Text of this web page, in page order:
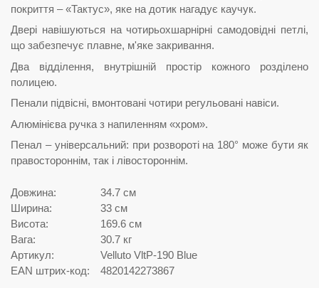
покриття – «Тактус», яке на дотик нагадує каучук.
Двері навішуються на чотирьохшарнірні самодовідні петлі,
що забезпечує плавне, м'яке закривання.
Два відділення, внутрішній простір кожного розділено
полицею.
Пенали підвісні, вмонтовані чотири регульовані навіси.
Алюмінієва ручка з напиленням «хром».
Пенал – універсальний: при розвороті на 180° може бути як
правостороннім, так і лівостороннім.
Довжина:
34.7 см
Ширина:
33 см
Висота:
169.6 см
Вага:
30.7 кг
Артикул:
Velluto VltP-190 Blue
EAN штрих-код:
4820142273867